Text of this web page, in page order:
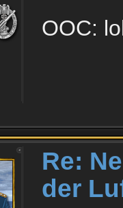
OOC:
Re:
der